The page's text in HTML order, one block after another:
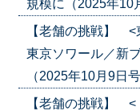
規模に（2025年10
【老舗の挑戦】
東京ソワール／新
（2025年10月9日
【老舗の挑戦】